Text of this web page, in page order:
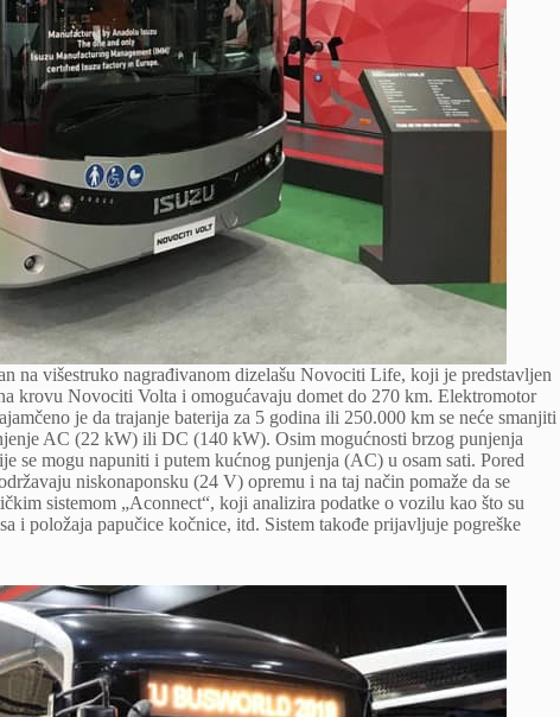
na višestruko nagrađivanom dizelašu Novociti Life, koji je predstavljen
krovu Novociti Volta i omogućavaju domet do 270 km. Elektromotor
je da trajanje baterija za 5 godina ili 250.000 km se neće smanjiti
AC (22 kW) ili DC (140 kW). Osim mogućnosti brzog punjenja
se mogu napuniti i putem kućnog punjenja (AC) u osam sati. Pored
niskonaponsku (24 V) opremu i na taj način pomaže da se
sistemom „Aconnect“, koji analizira podatke o vozilu kao što su
i položaja papučice kočnice, itd. Sistem takođe prijavljuje pogreške